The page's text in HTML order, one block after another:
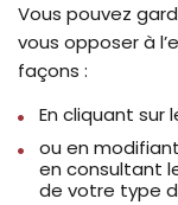
Vous pouvez
vous opposer à
façons :
En cliquant sur
ou en
en consultant
de votre type